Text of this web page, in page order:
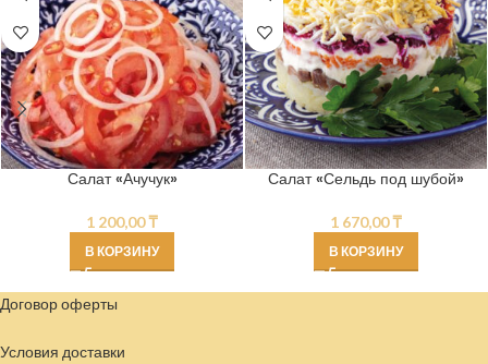
Салат «Ачучук»
1 200,00₸
В КОРЗИНУ
Салат «Сельдь под шубой»
1 670,00₸
В КОРЗИНУ
Договор оферты
Условия доставки